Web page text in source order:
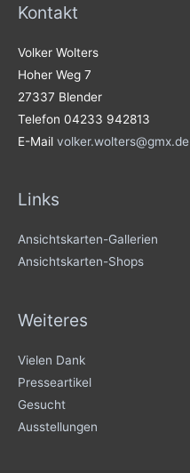
Kontakt
Volker Wolters
Hoher Weg 7
27337 Blender
Telefon 04233 942813
E-Mail volker.wolters@gmx.de
Links
Ansichtskarten-Gallerien
Ansichtskarten-Shops
Weiteres
Vielen Dank
Presseartikel
Gesucht
Ausstellungen